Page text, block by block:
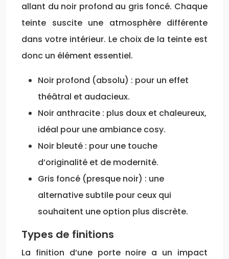
allant du noir profond au gris foncé. Chaque
teinte suscite une atmosphère différente
dans votre intérieur. Le choix de la teinte est
donc un élément essentiel.
Noir profond (absolu) : pour un effet
théâtral et audacieux.
Noir anthracite : plus doux et chaleureux,
idéal pour une ambiance cosy.
Noir bleuté : pour une touche
d’originalité et de modernité.
Gris foncé (presque noir) : une
alternative subtile pour ceux qui
souhaitent une option plus discrète.
Types de finitions
La finition d’une porte noire a un impact